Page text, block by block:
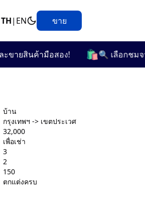
TH| EN ขาย
นค้ามือสอง! 🛍️ 🔍 เลือกชมจากก
บ้าน
กรุงเทพฯ -> เขตประเวศ
32,000
เพื่อเช่า
3
2
150
ตกแต่งครบ